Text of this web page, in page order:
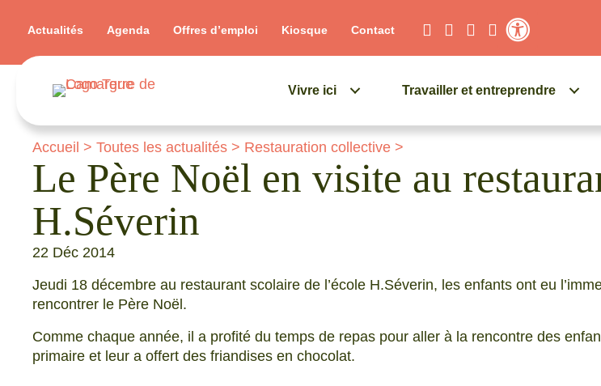
Actualités Agenda Offres d’emploi Kiosque
Contact
Vivre ici Travailler et entreprendre
Accueil > Toutes les actualités > Restauration collective >
Le Père Noël en visite au
H.Séverin
22 Déc 2014
Jeudi 18 décembre au restaurant scolaire de l’école H.Séverin, les enfants ont eu
rencontrer le Père Noël.
Comme chaque année, il a profité du temps de repas pour aller à la rencontre des
primaire et leur a offert des friandises en chocolat.